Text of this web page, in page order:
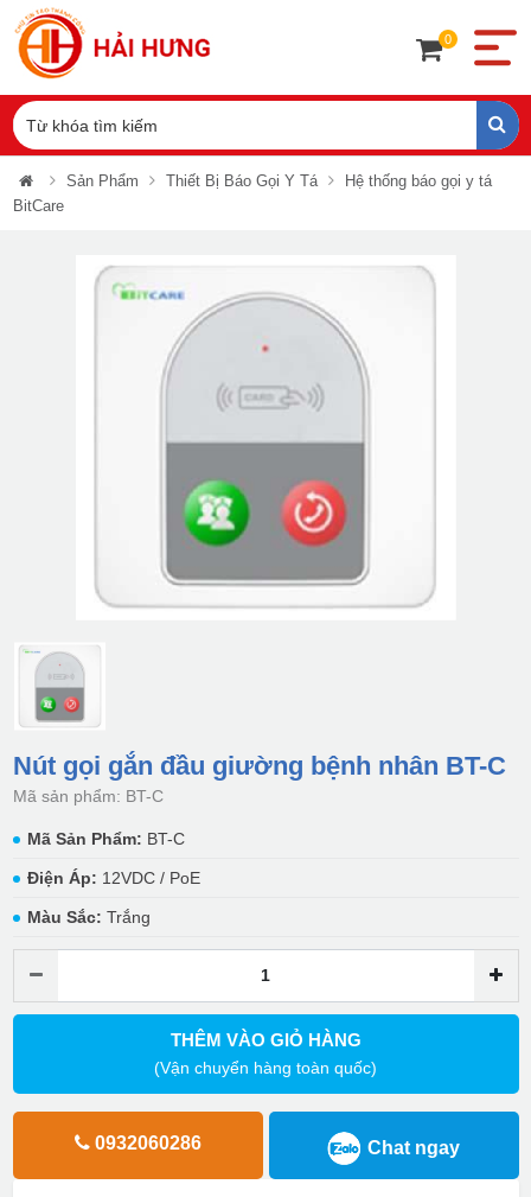
0
Sản Phẩm Thiết Bị Báo Gọi Y Tá
Hệ thống báo gọi y tá
BitCare
Nút gọi gắn đầu giường bệnh nhân BT-C
Mã sản phẩm: BT-C
Mã Sản Phẩm: BT-C
Điện Áp: 12VDC / PoE
Màu Sắc: Trắng
THÊM VÀO GIỎ HÀNG
(Vận chuyển hàng toàn quốc)
0932060286 Chat ngay